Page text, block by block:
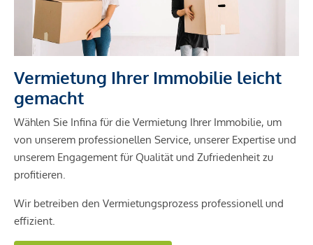
Vermietung Ihrer Immobilie leicht
gemacht
Wählen Sie Infina für die Vermietung Ihrer Immobilie, um
von unserem professionellen Service, unserer Expertise und
unserem Engagement für Qualität und Zufriedenheit zu
profitieren.
Wir betreiben den Vermietungsprozess professionell und
effizient.